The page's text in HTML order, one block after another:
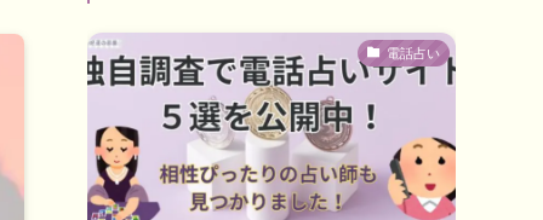
電話占い